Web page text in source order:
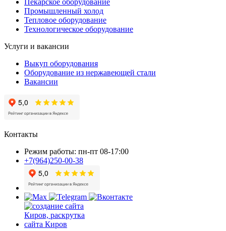
Пекарское оборудование
Промышленный холод
Тепловое оборудование
Технологическое оборудование
Услуги и вакансии
Выкуп оборудования
Оборудование из нержавеющей стали
Вакансии
Контакты
Режим работы: пн-пт 08-17:00
+7(964)250-00-38